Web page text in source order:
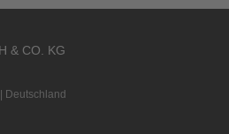
& CO. KG
Deutschland